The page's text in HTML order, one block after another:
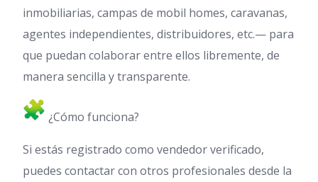
inmobiliarias, campas de mobil homes, caravanas,
agentes independientes, distribuidores, etc.— para
que puedan colaborar entre ellos libremente, de
manera sencilla y transparente.
¿Cómo funciona?
Si estás registrado como vendedor verificado,
puedes contactar con otros profesionales desde la